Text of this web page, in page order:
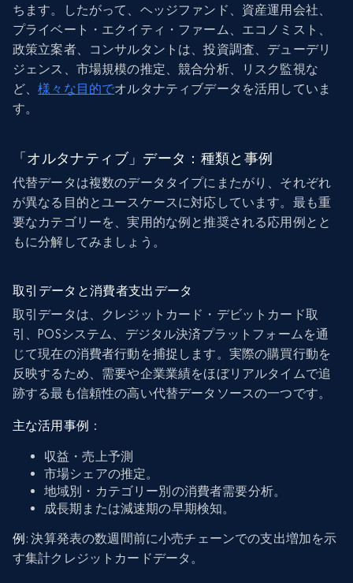
ちます。したがって、ヘッジファンド、資産運用会社、
プライベート・エクイティ・ファーム、エコノミスト、
政策立案者、コンサルタントは、投資調査、デューデリ
ジェンス、市場規模の推定、競合分析、リスク監視な
ど、様々な目的でオルタナティブデータを活用していま
す。
「オルタナティブ」データ：種類と事例
代替データは複数のデータタイプにまたがり、それぞれ
が異なる目的とユースケースに対応しています。最も重
要なカテゴリーを、実用的な例と推奨される応用例とと
もに分解してみましょう。
取引データと消費者支出データ
取引データは、クレジットカード・デビットカード取
引、POSシステム、デジタル決済プラットフォームを通
じて現在の消費者行動を捕捉します。実際の購買行動を
反映するため、需要や企業業績をほぼリアルタイムで追
跡する最も信頼性の高い代替データソースの一つです。
主な活用事例 ：
収益・売上予測
市場シェアの推定。
地域別・カテゴリー別の消費者需要分析。
成長期または減速期の早期検知。
例: 決算発表の数週間前に小売チェーンでの支出増加を示
す集計クレジットカードデータ。